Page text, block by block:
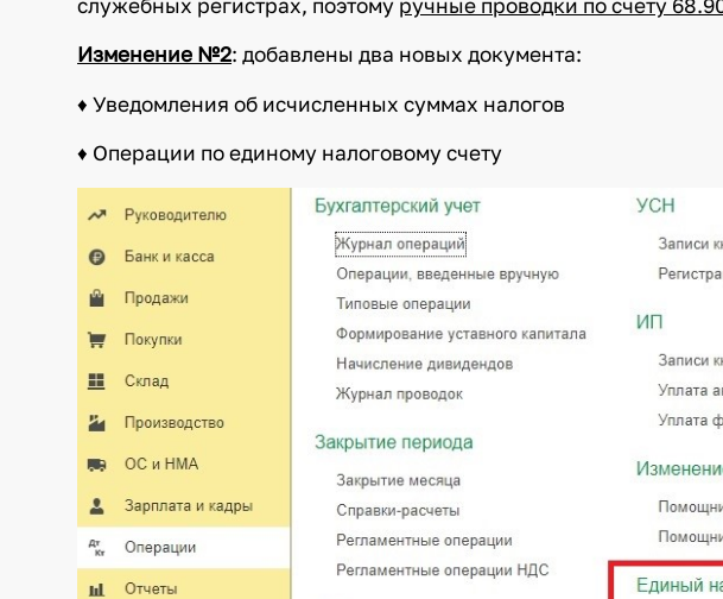
служебных регистрах, поэтому ручные проводки по счету
Изменение №2: добавлены два новых документа:
♦ Уведомления об исчисленных суммах налогов
♦ Операции по единому налоговому счету